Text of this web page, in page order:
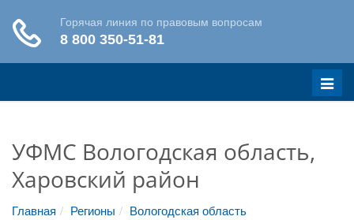
Меню
УФМС Вологодская область,
Харовский район
Главная Регионы
Вологодская область